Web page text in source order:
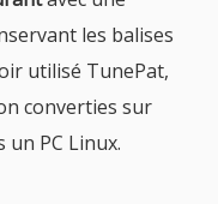
les balises
utilisé TunePat,
converties sur
PC Linux.